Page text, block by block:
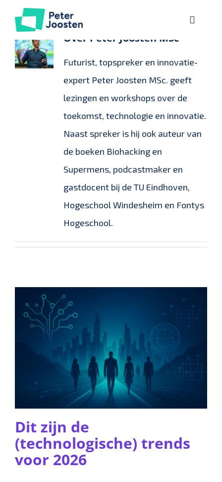
naar
inhoud
Toggle
Over
Lezingen
Workshops
Kennis
Referenties
Over Peter Joosten MSc
Futurist, topspreker en innovatie-
expert Peter Joosten MSc. geeft
lezingen en workshops over de
toekomst, technologie en innovatie.
Naast spreker is hij ook auteur van
de boeken Biohacking en
Supermens, podcastmaker en
gastdocent bij de TU Eindhoven,
Hogeschool Windesheim en Fontys
Hogeschool.
Dit zijn de
(technologische) trends
voor 2026